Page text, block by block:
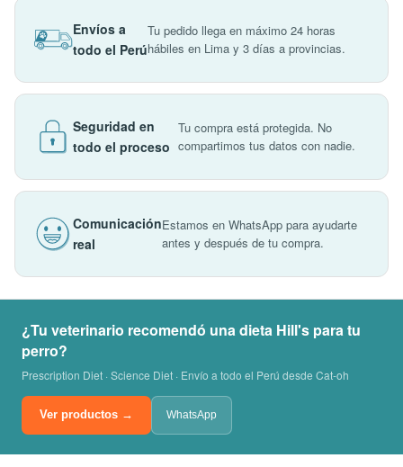
Envíos a
todo el Perú
Tu pedido llega en máximo 24 horas
hábiles en Lima y 3 días a provincias.
Seguridad en
todo el proceso
Tu compra está protegida. No
compartimos tus datos con nadie.
Comunicación
real
Estamos en WhatsApp para ayudarte
antes y después de tu compra.
¿Tu veterinario recomendó una dieta Hill's para tu
perro?
Prescription Diet · Science Diet · Envío a todo el Perú desde Cat-oh
Ver productos → WhatsApp